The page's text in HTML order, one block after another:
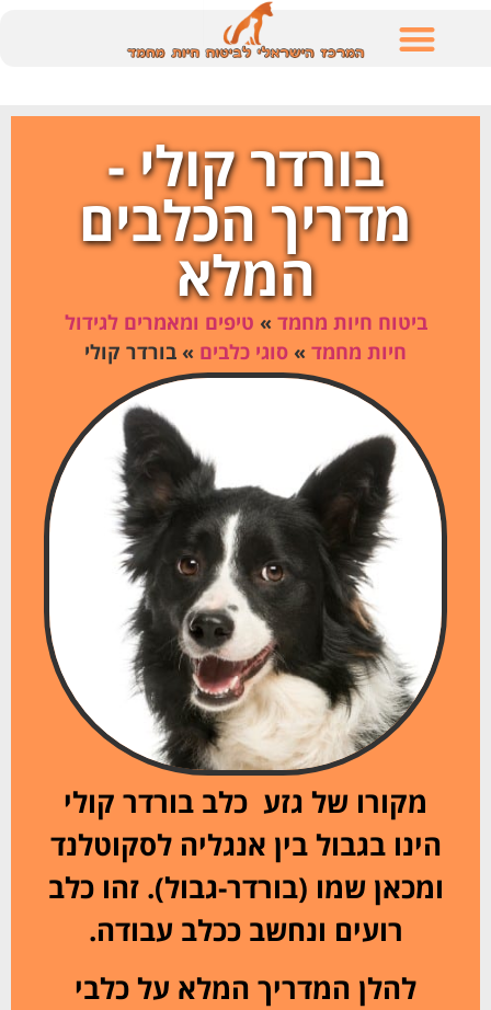
בורדר קולי -
מדריך הכלבים
המלא
ביטוח חיות מחמד » טיפים ומאמרים לגידול
חיות מחמד » סוגי כלבים » בורדר קולי
מקורו של גזע כלב בורדר קולי
הינו בגבול בין אנגליה לסקוטלנד
ומכאן שמו (בורדר-גבול). זהו כלב
רועים ונחשב ככלב עבודה.
להלן המדריך המלא על כלבי